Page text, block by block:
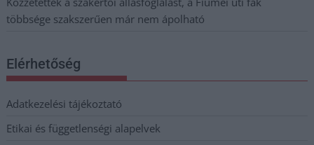
többsége szakszerűen már nem ápolható
Elérhetőség
Adatkezelési tájékoztató
Etikai és függetlenségi alapelvek